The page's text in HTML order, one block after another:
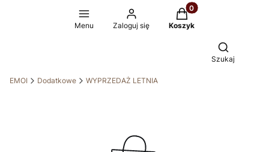
Menu Zaloguj się
Produkty w
Koszyk
Otwórz
Szukaj
EMOI Dodatkowe WYPRZEDAŻ LETNIA